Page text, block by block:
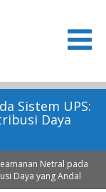
Sistem UPS:
Daya
Netral pada
Daya yang Andal